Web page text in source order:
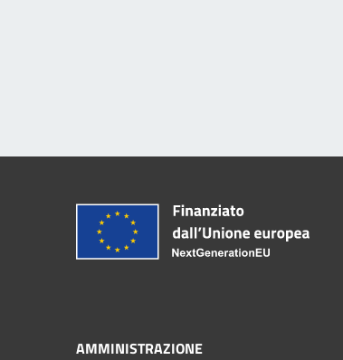
AMMINISTRAZIONE